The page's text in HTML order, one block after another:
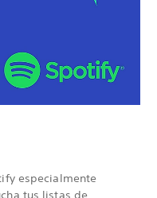
especialmente
tus listas de